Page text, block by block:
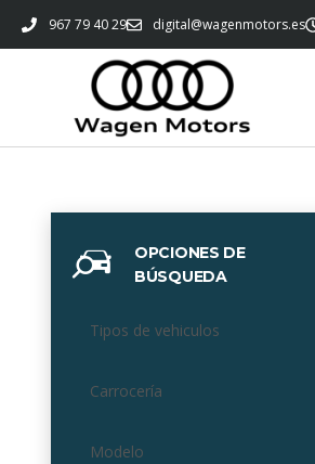
967 79 40 29 digital@wagenmotors.es
OPCIONES DE
BÚSQUEDA
Tipos de vehiculos
Carrocería
Modelo